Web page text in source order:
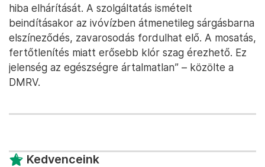
hiba elhárítását. A szolgáltatás ismételt
beindításakor az ivóvízben átmenetileg sárgásbarna
elszíneződés, zavarosodás fordulhat elő. A mosatás,
fertőtlenítés miatt erősebb klór szag érezhető. Ez
jelenség az egészségre ártalmatlan” – közölte a
DMRV.
Kedvenceink